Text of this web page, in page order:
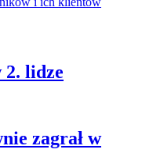
2. lidze
zagrał w